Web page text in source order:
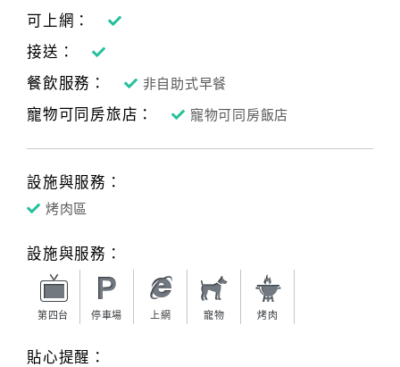
可上網：
接送：
餐飲服務：
非自助式早餐
寵物可同房旅店： 寵物可同房飯店
設施與服務：
烤肉區
設施與服務：
第四台 停車場 上網 寵物 烤肉
貼心提醒：